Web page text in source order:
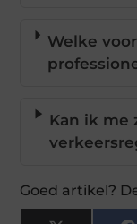
Welke
Kan ik me
Goed artikel?